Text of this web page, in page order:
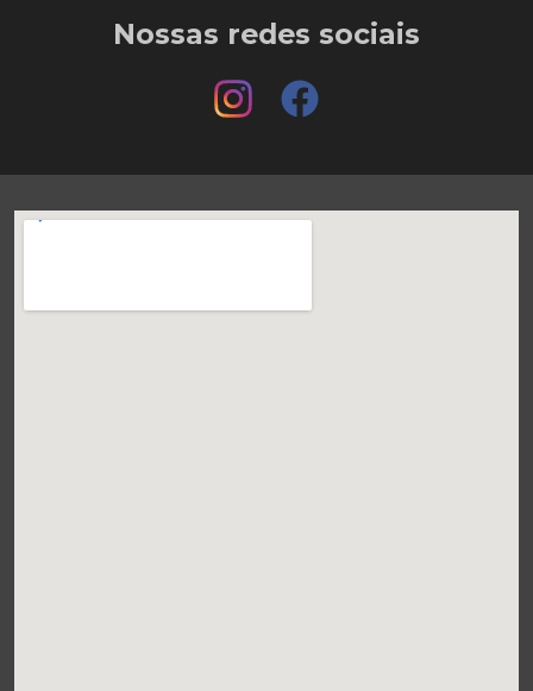
Nossas redes sociais